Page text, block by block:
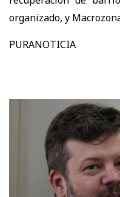
organizado, y
PURANOTICIA